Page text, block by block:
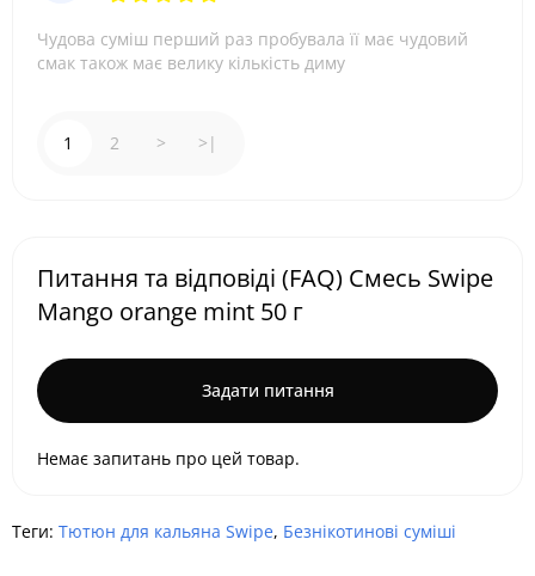
Чудова суміш перший раз пробувала її має чудовий
смак також має велику кількість диму
1 2 > >|
Питання та відповіді (FAQ) Cмесь Swipe
Mango orange mint 50 г
Задати питання
Немає запитань про цей товар.
Теги: Тютюн для кальяна Swipe, Безнікотинові суміші